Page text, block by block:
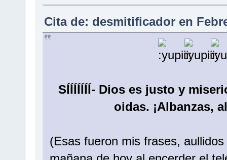
Cita de: desmitificador en
SÍÍÍÍÍÍÍ- Dios es justo y
oidas. ¡Albanzas,
(Esas fueron mis frases,